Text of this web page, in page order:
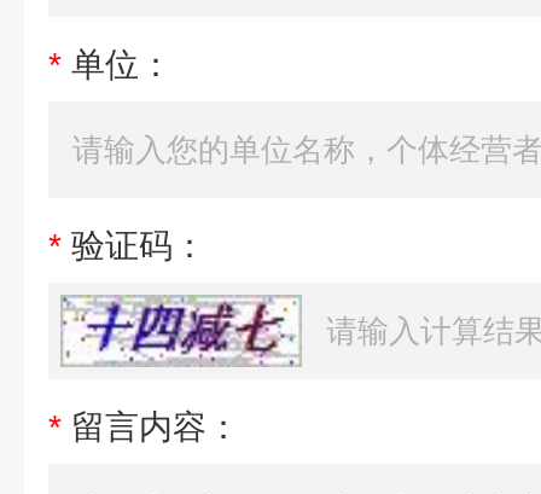
* 单位：
* 验证码：
* 留言内容：